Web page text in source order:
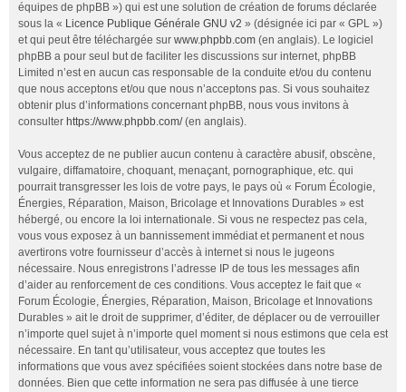
équipes de phpBB ») qui est une solution de création de forums déclarée
sous la « Licence Publique Générale GNU v2 » (désignée ici par « GPL »)
et qui peut être téléchargée sur www.phpbb.com (en anglais). Le logiciel
phpBB a pour seul but de faciliter les discussions sur internet, phpBB
Limited n’est en aucun cas responsable de la conduite et/ou du contenu
que nous acceptons et/ou que nous n’acceptons pas. Si vous souhaitez
obtenir plus d’informations concernant phpBB, nous vous invitons à
consulter https://www.phpbb.com/(en anglais).
Vous acceptez de ne publier aucun contenu à caractère abusif, obscène,
vulgaire, diffamatoire, choquant, menaçant, pornographique, etc. qui
pourrait transgresser les lois de votre pays, le pays où « Forum Écologie,
Énergies, Réparation, Maison, Bricolage et Innovations Durables » est
hébergé, ou encore la loi internationale. Si vous ne respectez pas cela,
vous vous exposez à un bannissement immédiat et permanent et nous
avertirons votre fournisseur d’accès à internet si nous le jugeons
nécessaire. Nous enregistrons l’adresse IP de tous les messages afin
d’aider au renforcement de ces conditions. Vous acceptez le fait que «
Forum Écologie, Énergies, Réparation, Maison, Bricolage et Innovations
Durables » ait le droit de supprimer, d’éditer, de déplacer ou de verrouiller
n’importe quel sujet à n’importe quel moment si nous estimons que cela est
nécessaire. En tant qu’utilisateur, vous acceptez que toutes les
informations que vous avez spécifiées soient stockées dans notre base de
données. Bien que cette information ne sera pas diffusée à une tierce